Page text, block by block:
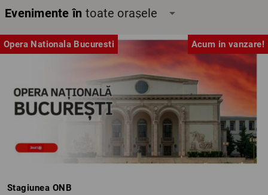
Evenimente în toate orașele arrow_drop_down
Opera Nationala Bucuresti Acum in vanzare!
Stagiunea ONB